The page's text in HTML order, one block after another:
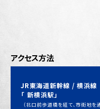
アクセス方法
JR東海道新幹線 / 横浜線
「 新横浜駅」
（北口前歩道橋を経て、市街地を